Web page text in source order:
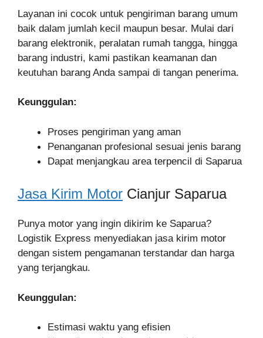
Layanan ini cocok untuk pengiriman barang umum
baik dalam jumlah kecil maupun besar. Mulai dari
barang elektronik, peralatan rumah tangga, hingga
barang industri, kami pastikan keamanan dan
keutuhan barang Anda sampai di tangan penerima.
Keunggulan:
Proses pengiriman yang aman
Penanganan profesional sesuai jenis barang
Dapat menjangkau area terpencil di Saparua
Jasa Kirim Motor Cianjur Saparua
Punya motor yang ingin dikirim ke Saparua?
Logistik Express menyediakan jasa kirim motor
dengan sistem pengamanan terstandar dan harga
yang terjangkau.
Keunggulan:
Estimasi waktu yang efisien